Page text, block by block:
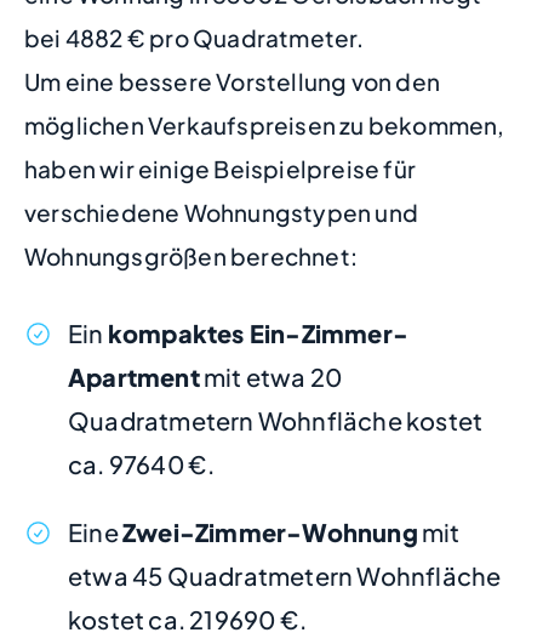
bei 4882 € pro Quadratmeter.
Um eine bessere Vorstellung von den
möglichen Verkaufspreisen zu bekommen,
haben wir einige Beispielpreise für
verschiedene Wohnungstypen und
Wohnungsgrößen berechnet:
Ein kompaktes Ein-Zimmer-
Apartmentmit etwa 20
Quadratmetern Wohnfläche kostet
ca. 97640 €.
EineZwei-Zimmer-Wohnung mit
etwa 45 Quadratmetern Wohnfläche
kostet ca. 219690 €.